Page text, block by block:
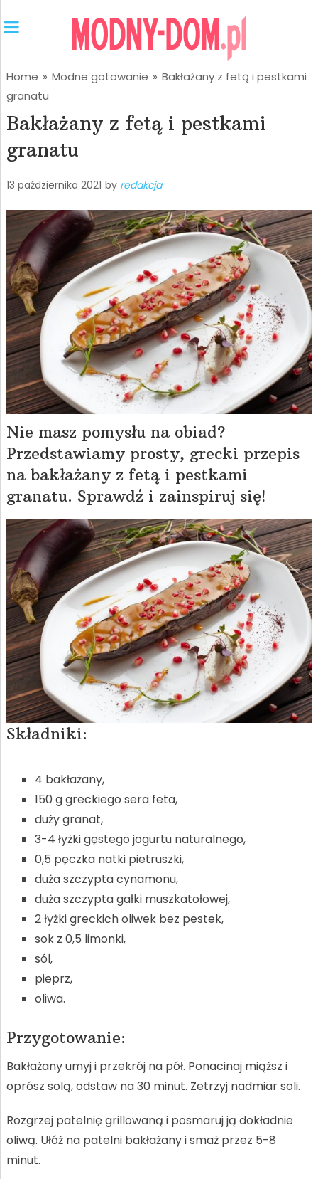
Home » Modne gotowanie » Bakłażany z fetą i pestkami
granatu
Bakłażany z fetą i pestkami
granatu
13 października 2021 by redakcja
Nie masz pomysłu na obiad?
Przedstawiamy prosty, grecki przepis
na bakłażany z fetą i pestkami
granatu. Sprawdź i zainspiruj się!
Składniki:
4 bakłażany,
150 g greckiego sera feta,
duży granat,
3-4 łyżki gęstego jogurtu naturalnego,
0,5 pęczka natki pietruszki,
duża szczypta cynamonu,
duża szczypta gałki muszkatołowej,
2 łyżki greckich oliwek bez pestek,
sok z 0,5 limonki,
sól,
pieprz,
oliwa.
Przygotowanie:
Bakłażany umyj i przekrój na pół. Ponacinaj miąższ i
oprósz solą, odstaw na 30 minut. Zetrzyj nadmiar soli.
Rozgrzej patelnię grillowaną i posmaruj ją dokładnie
oliwą. Ułóż na patelni bakłażany i smaż przez 5-8
minut.